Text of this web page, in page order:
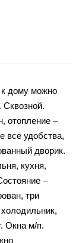
дому можно
Сквозной.
отопление –
все удобства,
дворик.
кухня,
–
три
Окна м/п.